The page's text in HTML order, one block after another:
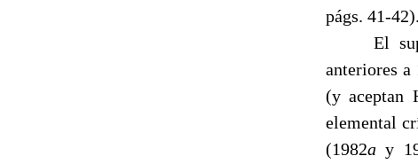
págs. 41-42).
El
anteriores a
(y aceptan
elemental
(1982ay